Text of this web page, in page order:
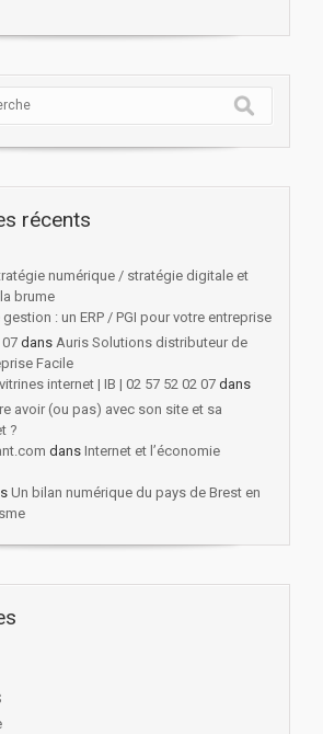
récents
numérique / stratégie digitale et
brume
: un ERP / PGI pour votre entreprise
07 dans Auris Solutions distributeur de
Facile
internet | IB | 02 57 52 02 07 dans
avoir (ou pas) avec son site et sa
?
dans Internet et l’économie
Un bilan numérique du pays de Brest en